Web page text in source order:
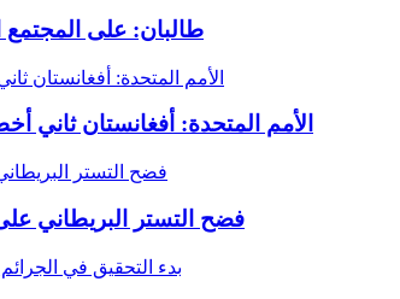
طالبان: على المجتمع
الأمم المتحدة: أفغانستان ثاني
فضح التستر البريطاني